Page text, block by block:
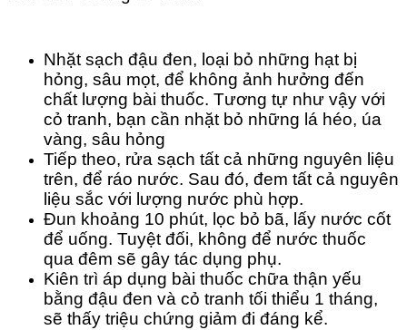
Nhặt sạch đậu đen, loại bỏ những hạt bị
hỏng, sâu mọt, để không ảnh hưởng đến
chất lượng bài thuốc. Tương tự như vậy với
cỏ tranh, bạn cần nhặt bỏ những lá héo, úa
vàng, sâu hỏng
Tiếp theo, rửa sạch tất cả những nguyên liệu
trên, để ráo nước. Sau đó, đem tất cả nguyên
liệu sắc với lượng nước phù hợp.
Đun khoảng 10 phút, lọc bỏ bã, lấy nước cốt
để uống. Tuyệt đối, không để nước thuốc
qua đêm sẽ gây tác dụng phụ.
Kiên trì áp dụng bài thuốc chữa thận yếu
bằng đậu đen và cỏ tranh tối thiểu 1 tháng,
sẽ thấy triệu chứng giảm đi đáng kể.